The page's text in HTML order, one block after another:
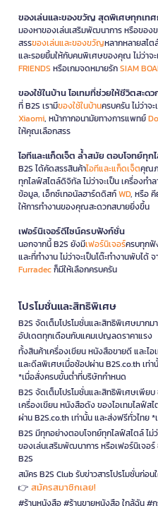
ของเล่นและของขวัญ สุดพิเศษทุกเท
มองหาของเล่นเสริมพัฒนาการ หรือของ
สรรของเล่นและของขวัญหลากหลายสไต
และรอยยิ้มให้กับคนพิเศษของคุณ ไม่ว่าจ
FRIENDS หรือเกมจดหมายรักSIAM
ของใช้ในบ้าน ไอเทมที่ช่วยให้ชีวิตสะด
ที่ B2S เรามีของใช้ในบ้านครบครัน ไม่ว่าจ
Xiaomi, หน้ากากอนามัยทางการแพทย์
ให้คุณเลือกสรร
ไอทีและแก็ดเจ็ต ล้ำสมัย ตอบโจทย์ทุก
B2S ได้คัดสรรสินค้าไอทีและแก็ดเจ็ตคุณภ
ทุกไลฟ์สไตล์ดิจิทัล ไม่ว่าจะเป็น เครื่องทำล
ข้อมูล, เอ็กซ์เทอนัลฮาร์ดดิสก์WD, หรือ คี
ให้การทำงานของคุณสะดวกสบายยิ่งขึ้น
เฟอร์นิเจอร์ดีไซน์ครบฟังก์ชั่น
นอกจากนี้ B2S ยังมีเฟอร์นิเจอร์ครบทุกฟั
และที่ทำงาน ไม่ว่าจะเป็นโต๊ะทำงานพับได้
Furradecก็มีให้เลือกครบครัน
โปรโมชั่นและสิทธิพิเศษ
B2S จัดเต็มโปรโมชั่นและสิทธิพิเศษมาก
อัปเดตทุกเดือนกับแคมเปญลดราคาแรง
ทั้งสินค้าเครื่องเขียน หนังสือขายดี และ
และดีลพิเศษเมื่อช้อปผ่าน B2S.co.th เท่
*เมื่อสั่งครบขั้นต่ำที่บริษัทกำหนด
B2S จัดเต็มโปรโมชั่นและสิทธิพิเศษเพีย
เครื่องเขียน หนังสือดัง ของไอเทมไลฟ์
ผ่าน B2S.co.th เท่านั้น และส่งฟรีทั่วไทย
B2S มีทุกอย่างตอบโจทย์ทุกไลฟ์สไตล์ ไม่
ของเล่นเสริมพัฒนาการ หรือเฟอร์นิเจอ
B2S
สมัคร B2S Club รับข่าวสารโปรโมชั่นก่อ
👉 สมัครสมาชิกเลย!
#ร้านหนังสือ #ร้านขายหนังสือ ใกล้ฉัน #